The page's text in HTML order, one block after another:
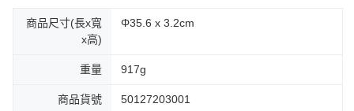
商品尺寸(長x寬
x高)
Φ35.6 x 3.2cm
重量 917g
商品貨號 50127203001